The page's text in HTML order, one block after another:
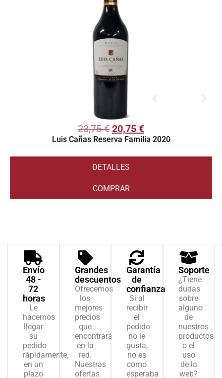
23,75€ 20,75 €
Luis Cañas Reserva Familia 2020
DETALLES
COMPRAR
Envío
48 -
72
horas
Le
hacemos
llegar
su
pedido
rápidamente,
en un
plazo
Grandes
descuentos
Ofrecemos
los
mejores
precios
que
encontrará
en la
red.
Nuestras
ofertas
Garantía
de
confianza
Si al
recibir
el
pedido
no le
gusta,
no es
como
esperaba
Soporte
¿Tiene
dudas
sobre
alguno
de
nuestros
productos
o el
uso
de la
web?